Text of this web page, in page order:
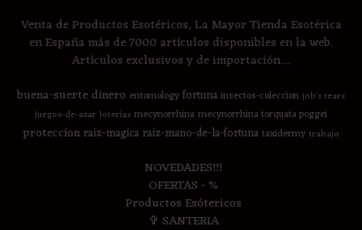
Venta de Productos Esotéricos, La Mayor Tienda Esotérica
en España más de 7000 artículos disponibles en la web.
Artículos exclusivos y de importación....
buena-suertedinero entomologyfortunainsectos-coleccion job's tears
juegos-de-azar loterias mecynorrhinamecynorrhina torquata poggei
proteccion raiz-magica raiz-mano-de-la-fortunataxidermy trabajo
NOVEDADES!!!
OFERTAS - %
Productos Esótericos
✞ SANTERIA